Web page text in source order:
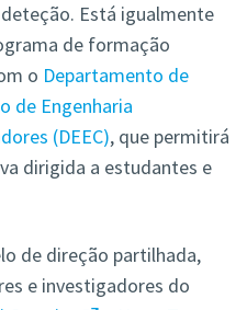
Está igualmente
de formação
o Departamento de
de Engenharia
(DEEC), que permitirá
dirigida a estudantes e
de direção partilhada,
e investigadores do